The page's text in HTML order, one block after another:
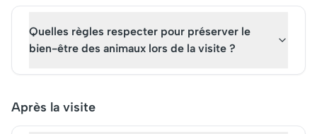
Quelles règles respecter pour préserver le
bien-être des animaux lors de la visite ?
Après la visite